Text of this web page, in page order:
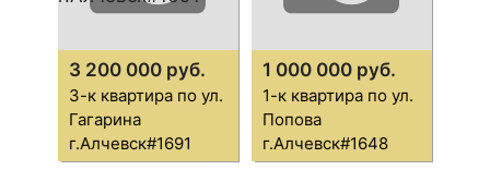
3 200 000 руб.
3-к квартира по ул.
Гагарина
г.Алчевск#1691
1 000 000 руб.
1-к квартира по ул.
Попова
г.Алчевск#1648